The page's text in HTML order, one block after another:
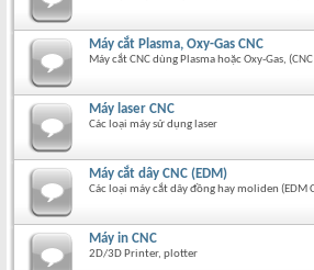
Máy cắt Plasma, Oxy-Gas CNC
Máy cắt CNC dùng Plasma hoặc Oxy-Gas,
Máy laser CNC
Các loại máy sử dụng laser
Máy cắt dây CNC (EDM)
Các loại máy cắt dây đồng hay moliden (EDM
Máy in CNC
2D/3D Printer, plotter